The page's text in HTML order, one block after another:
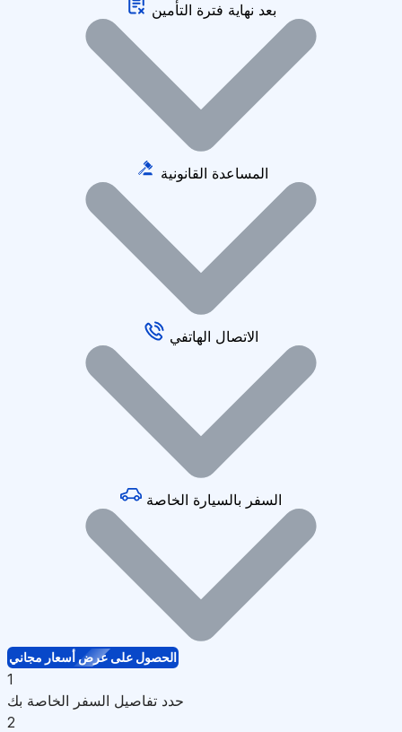
بعد نهاية فترة التأمين
المساعدة القانونية
الاتصال الهاتفي
السفر بالسيارة الخاصة
الحصول على عرض أسعار مجاني
1
حدد تفاصيل السفر الخاصة بك
2